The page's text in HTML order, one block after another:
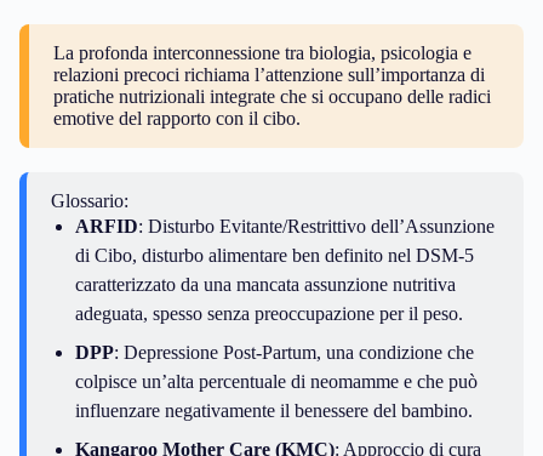
La profonda interconnessione tra biologia, psicologia e
relazioni precoci richiama l’attenzione sull’importanza di
pratiche nutrizionali integrate che si occupano delle radici
emotive del rapporto con il cibo.
Glossario:
ARFID: Disturbo Evitante/Restrittivo dell’Assunzione
di Cibo, disturbo alimentare ben definito nel DSM-5
caratterizzato da una mancata assunzione nutritiva
adeguata, spesso senza preoccupazione per il peso.
DPP: Depressione Post-Partum, una condizione che
colpisce un’alta percentuale di neomamme e che può
influenzare negativamente il benessere del bambino.
Kangaroo Mother Care (KMC): Approccio di cura